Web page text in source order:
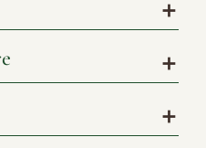
add
add
add